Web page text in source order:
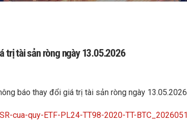
trị tài sản ròng ngày 13.05.2026
báo thay đổi giá trị tài sản ròng ngày
cua-quy-ETF-PL24-TT98-2020-TT-